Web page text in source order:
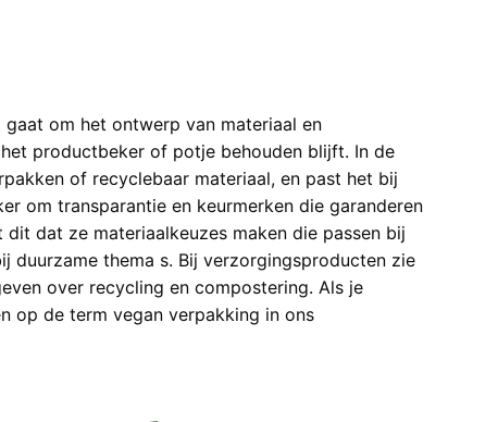
om het ontwerp van materiaal en
productbeker of potje behouden blijft. In de
of recyclebaar materiaal, en past het bij
om transparantie en keurmerken die garanderen
dat ze materiaalkeuzes maken die passen bij
duurzame thema s. Bij verzorgingsproducten zie
over recycling en compostering. Als je
op de term vegan verpakking in ons